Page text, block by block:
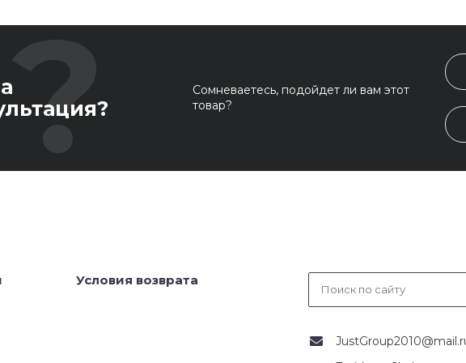
Сомневаетесь, подойдет ли вам этот
товар?
Условия возврата